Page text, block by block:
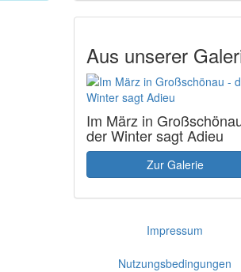
Aus unserer
Im März in
der Winter sagt Adieu
Zur Galerie
Impressum
Nutzungsbedingungen